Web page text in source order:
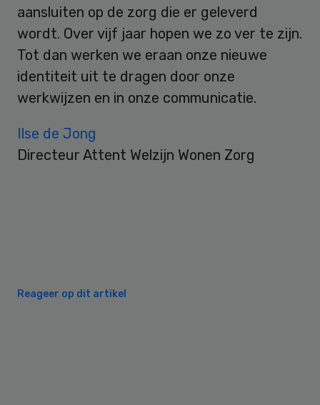
aansluiten op de zorg die er geleverd
wordt. Over vijf jaar hopen we zo ver te zijn.
Tot dan werken we eraan onze nieuwe
identiteit uit te dragen door onze
werkwijzen en in onze communicatie.
Ilse de Jong
Directeur Attent Welzijn Wonen Zorg
Reageer op dit artikel